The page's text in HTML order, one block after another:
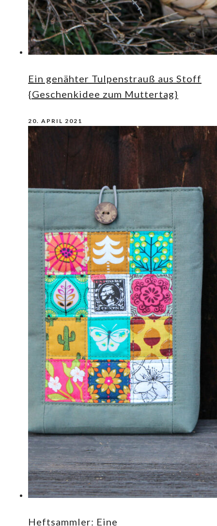
Ein genähter Tulpenstrauß aus Stoff
{Geschenkidee zum Muttertag}
20. APRIL 2021
Heftsammler: Eine